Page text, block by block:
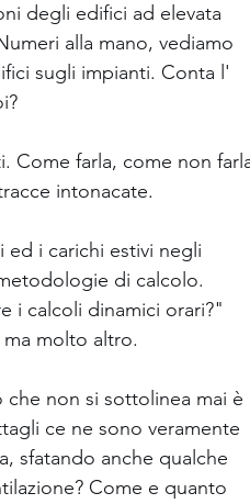
degli edifici ad elevata
alla mano, vediamo
sugli impianti. Conta l'
Come farla, come non
intonacate.
ed i carichi estivi negli
di calcolo.
i calcoli dinamici orari?"
molto altro.
non si sottolinea mai è
ce ne sono veramente
sfatando anche qualche
Come e quanto